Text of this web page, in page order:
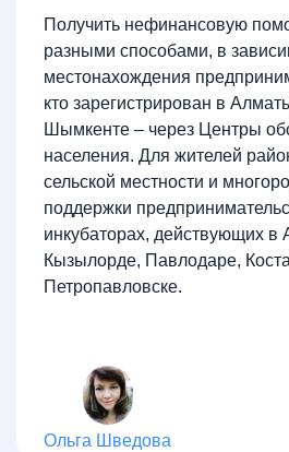
Получить нефинансовую
разными способами, в
местонахождения
кто зарегистрирован в
Шымкенте – через Центры
населения. Для жителей
сельской местности и
поддержки
инкубаторах, действующих в
Кызылорде, Павлодаре,
Петропавловске.
Ольга Шведова